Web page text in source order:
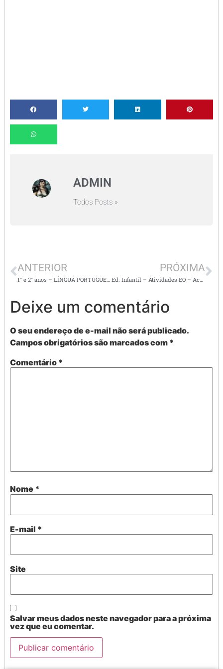
ADMIN
Todos Posts »
ANTERIOR PRÓXIMA
Ed. Infantil – Atividades EO – Aceitar o outro e reconhecer as diferenças
Deixe um comentário
O seu endereço de e-mail não será publicado.
Campos obrigatórios são marcados com *
Comentário *
Nome *
E-mail *
Site
Salvar meus dados neste navegador para a próxima
vez que eu comentar.